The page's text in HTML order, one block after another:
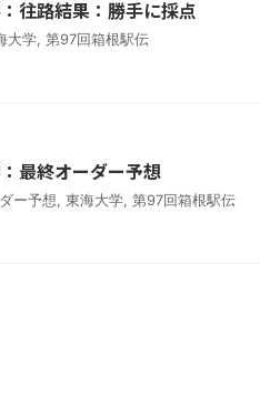
往路結果：勝手に採点
大学, 第97回箱根駅伝
最終オーダー予想
ー予想, 東海大学, 第97回箱根駅伝